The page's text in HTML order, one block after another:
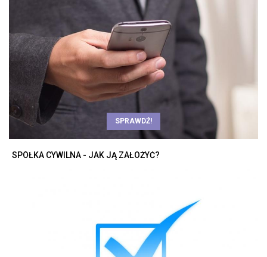
SPRAWDŹ!
SPÓŁKA CYWILNA - JAK JĄ ZAŁOŻYĆ?